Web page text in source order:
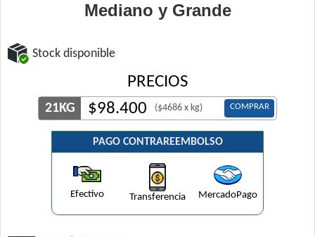
Mediano y Grande
Stock disponible
PRECIOS
21KG $98.400 ($4686 x kg) COMPRAR
PAGO CONTRAREEMBOLSO
Efectivo Transferencia MercadoPago